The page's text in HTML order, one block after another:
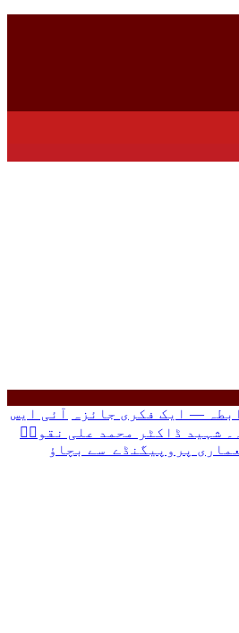
— ایک فکری جائزہ
آئی ایس
شہید ڈاکٹر محمد علی نقویؒ
پروپیگنڈے سے بچاؤ